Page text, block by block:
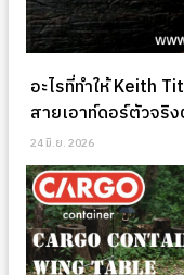
อะไรที่ทำให้ Keith
สายเอาท์ดอร์ตัวจริ
24 มิ.ย. 2026